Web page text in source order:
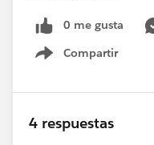
0 me gusta
Compartir
Show menu
4 respuestas